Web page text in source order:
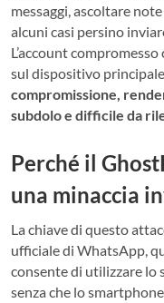
messaggi, ascoltare
alcuni casi persino
L’account
sul dispositivo principale,
compromissione,
subdolo e difficile da
Perché il
una minaccia
La chiave di questo
ufficiale di WhatsApp,
consente di utilizzare lo
senza che lo